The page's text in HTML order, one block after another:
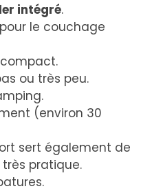
intégré.
le couchage
ou très peu.
(environ 30
sert également de
pratique.